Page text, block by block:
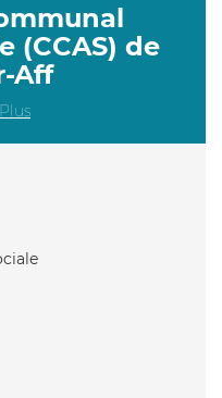
(CCAS) de
Aff